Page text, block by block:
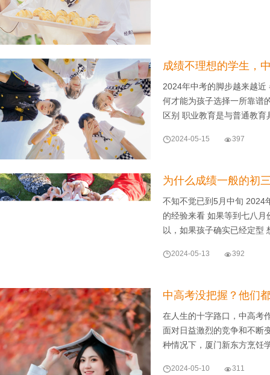
成绩不理想的学生，
2024年中考的脚步越来越近
何才能为孩子选择一所靠谱
区别 职业教育是与普通教
2024-05-15 397
为什么成绩一般的初
不知不觉已到5月中旬 2024
的经验来看 如果等到七八
以，如果孩子确实已经定
2024-05-13 392
中高考没把握？他们
在人生的十字路口，中高考
面对日益激烈的竞争和不断
种情况下，厦门新东方烹
2024-05-10 311